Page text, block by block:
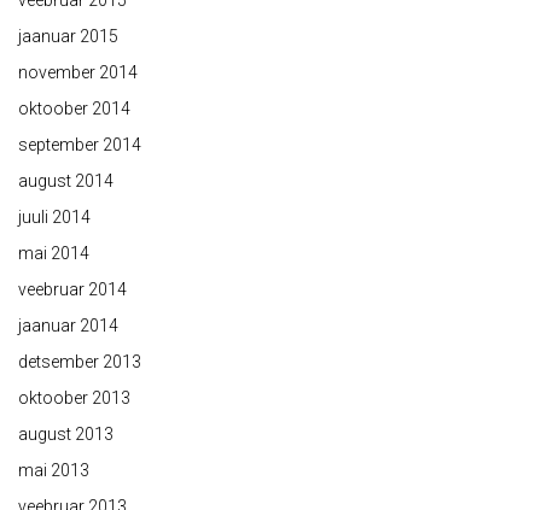
jaanuar 2015
november 2014
oktoober 2014
september 2014
august 2014
juuli 2014
mai 2014
veebruar 2014
jaanuar 2014
detsember 2013
oktoober 2013
august 2013
mai 2013